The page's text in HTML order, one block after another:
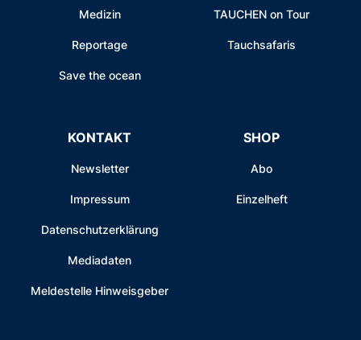
Medizin
Reportage
Save the ocean
TAUCHEN on Tour
Tauchsafaris
KONTAKT
Newsletter
Impressum
Datenschutzerklärung
Mediadaten
Meldestelle Hinweisgeber
SHOP
Abo
Einzelheft